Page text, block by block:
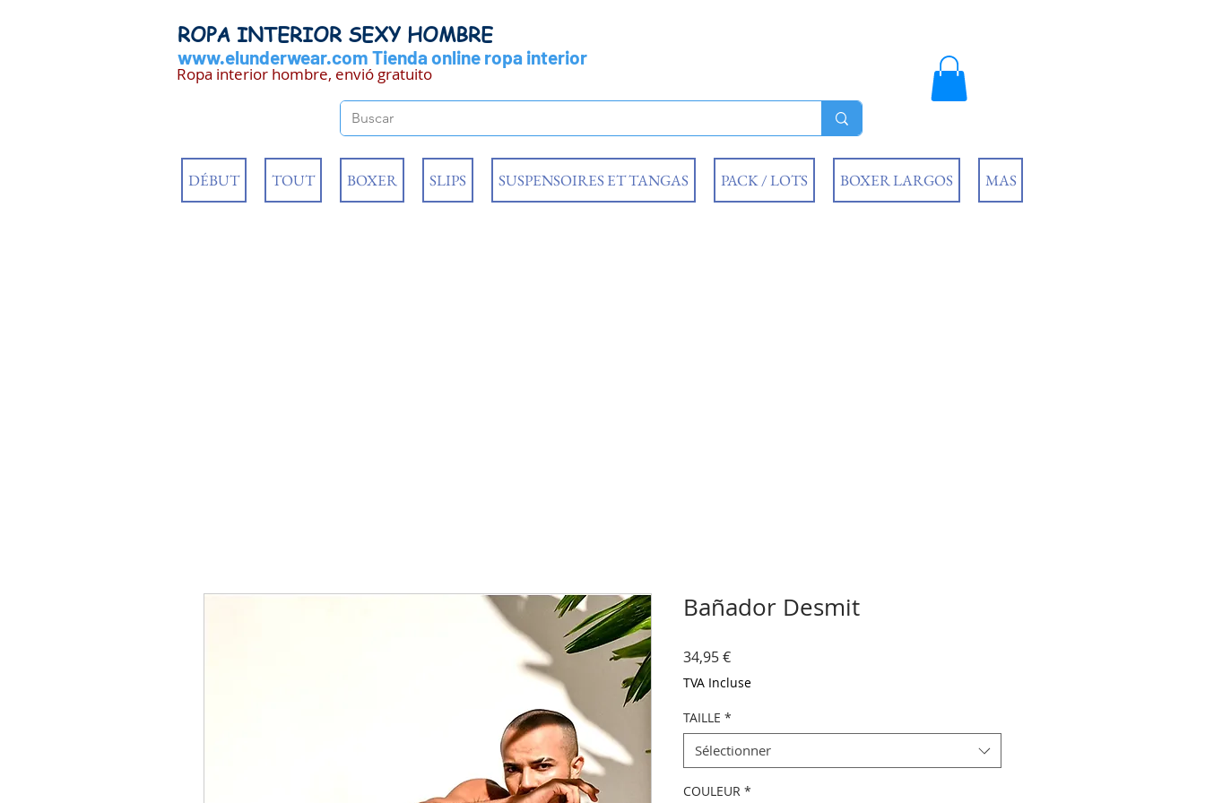
ROPA INTERIOR SEXY HOMBRE
www.elunderwear.com Tienda online ropa interior
Ropa interior hombre, envió gratuito
DÉBUT TOUT BOXER SLIPS SUSPENSOIRES ET TANGAS PACK / LOTS BOXER LARGOS MAS
Bañador Desmit
34,95 €Prix
TVA Incluse
TAILLE *
Sélectionner
COULEUR *